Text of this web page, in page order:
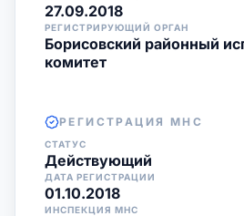
27.09.2018
РЕГИСТРИРУЮЩИЙ ОРГАН
Борисовский районный
комитет
РЕГИСТРАЦИЯ МНС
СТАТУС
Действующий
ДАТА РЕГИСТРАЦИИ
01.10.2018
ИНСПЕКЦИЯ МНС